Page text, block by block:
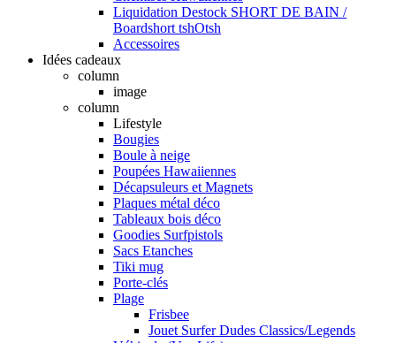
Liquidation Destock SHORT DE BAIN /
Boardshort tshOtsh
Accessoires
Idées cadeaux
column
image
column
Lifestyle
Bougies
Boule à neige
Poupées Hawaiiennes
Décapsuleurs et Magnets
Plaques métal déco
Tableaux bois déco
Goodies Surfpistols
Sacs Etanches
Tiki mug
Porte-clés
Plage
Frisbee
Jouet Surfer Dudes Classics/Legends